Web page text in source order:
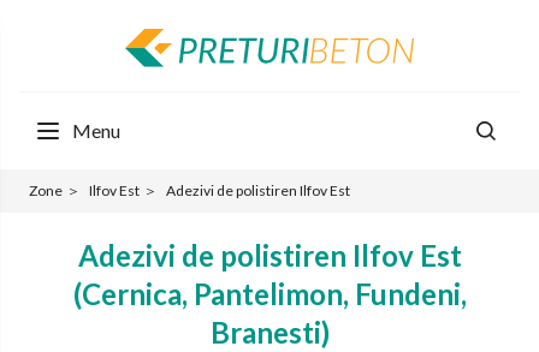
Menu
Zone ＞ Ilfov Est ＞ Adezivi de polistiren Ilfov Est
Adezivi de polistiren Ilfov Est
(Cernica, Pantelimon, Fundeni,
Branesti)